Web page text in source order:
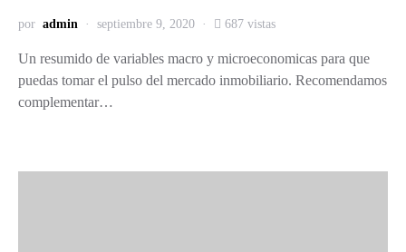
por admin septiembre 9, 2020 687 vistas
Un resumido de variables macro y microeconomicas para que
puedas tomar el pulso del mercado inmobiliario. Recomendamos
complementar…